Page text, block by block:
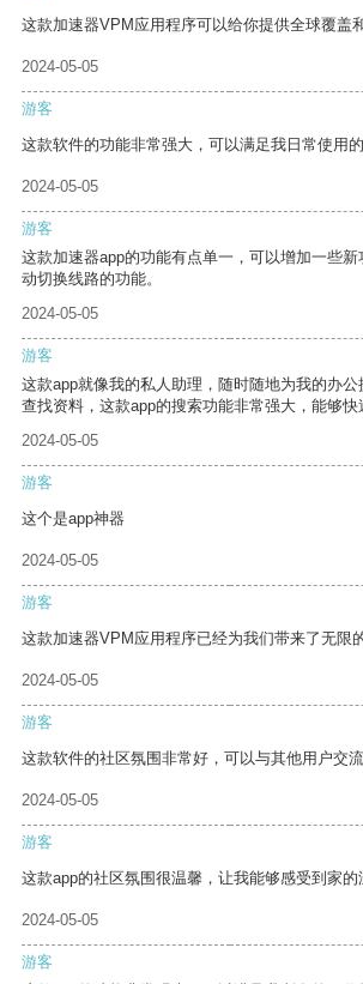
这款加速器VPM应用程序可以给你提供全球覆盖
2024-05-05
游客
这款软件的功能非常强大，可以满足我日常使用的
2024-05-05
游客
这款加速器app的功能有点单一，可以增加一些
动切换线路的功能。
2024-05-05
游客
这款app就像我的私人助理，随时随地为我的办
查找资料，这款app的搜索功能非常强大，能够快
2024-05-05
游客
这个是app神器
2024-05-05
游客
这款加速器VPM应用程序已经为我们带来了无限
2024-05-05
游客
这款软件的社区氛围非常好，可以与其他用户交流
2024-05-05
游客
这款app的社区氛围很温馨，让我能够感受到家的
2024-05-05
游客